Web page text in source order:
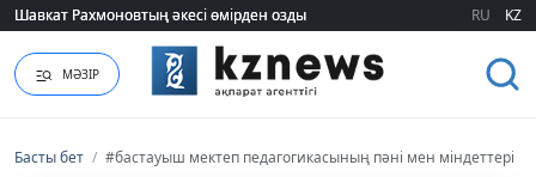
Шавкат Рахмоновтың әкесі өмірден озды
Шавкат Рахмоновтың әкесі өмірден озды RU KZ
МӘЗІР
Басты бет / #бастауыш мектеп педагогикасының пәні мен міндеттері